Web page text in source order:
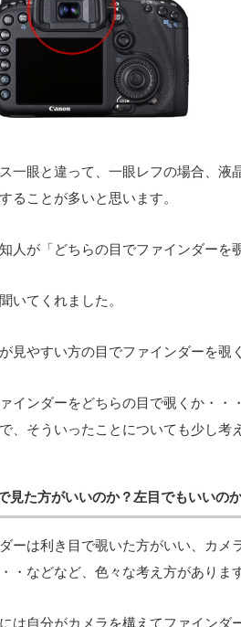
一眼と違って、一眼レフの場合、
ることが多いと思います。
人が「どちらの目でファインダーを
いてくれました。
見やすい方の目でファインダーを覗
インダーをどちらの目で覗くか・・
、そういったことについても少し考
見た方がいいのか？左目でもいいの
ーは利き目で覗いた方がいい、カメ
・などなど、色々な考え方があります
は自分がカメラを構えてファインダ